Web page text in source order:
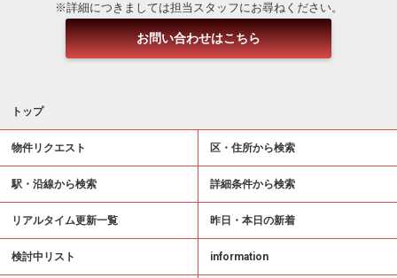
※詳細につきましては担当スタッフにお尋ねください。
お問い合わせはこちら
トップ
物件リクエスト 区・住所から検索
駅・沿線から検索 詳細条件から検索
リアルタイム更新一覧 昨日・本日の新着
検討中リスト information